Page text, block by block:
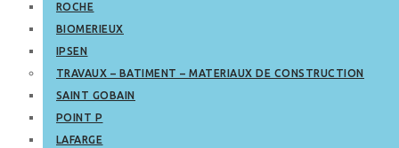
ROCHE
BIOMERIEUX
IPSEN
TRAVAUX – BATIMENT – MATERIAUX DE CONSTRUCTION
SAINT GOBAIN
POINT P
LAFARGE